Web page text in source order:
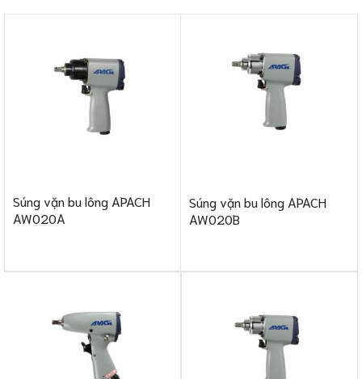
Súng vặn bu lông APACH
AW020A
Súng vặn bu lông APACH
AW020B